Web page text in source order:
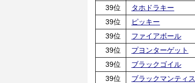
39位
タホドラキー
39位
ピッキー
39位
ファイアボール
39位
プヨンターゲット
39位
ブラックゴイル
39位
ブラックマンティス